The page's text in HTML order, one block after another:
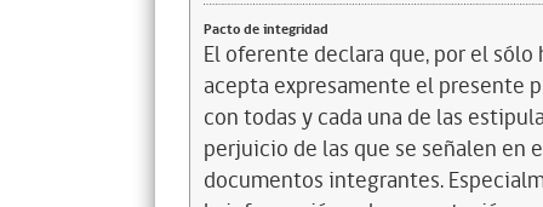
Pacto de integridad
El oferente declara que, por el
acepta expresamente el presente
con todas y cada una de las
perjuicio de las que se señalen en
documentos integrantes.